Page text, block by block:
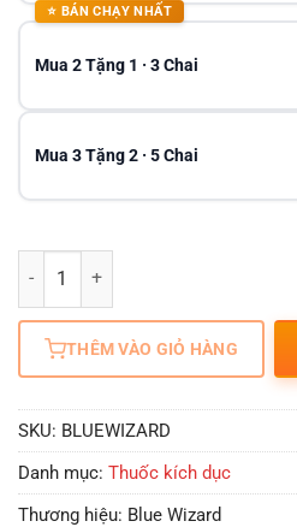
⭐ BÁN CHẠY NHẤT
Mua 2 Tặng 1 · 3 Chai
Mua 3 Tặng 2 · 5 Chai
THÊM VÀO GIỎ HÀNG
SKU: BLUEWIZARD
Danh mục: Thuốc kích dục
Thương hiệu: Blue Wizard